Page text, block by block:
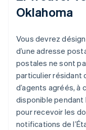
Oklahoma
Vous devrez
d’une adresse
postales ne sont
particulier résidant
d’agents agréés, à
disponible pendant
pour recevoir les
notifications de